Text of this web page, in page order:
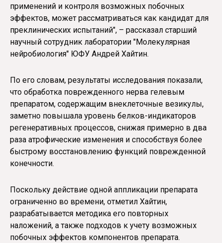
применений и контроля возможных побочных
эффектов, может рассматриваться как кандидат для
преклинических испытаний", – рассказал старший
научный сотрудник лаборатории "Молекулярная
нейробиология" ЮФУ Андрей Хайтин.
По его словам, результаты исследования показали,
что обработка поврежденного нерва гелевым
препаратом, содержащим внеклеточные везикулы,
заметно повышала уровень белков-индикаторов
регенеративных процессов, снижая примерно в два
раза атрофические изменения и способствуя более
быстрому восстановлению функций поврежденной
конечности.
Поскольку действие одной аппликации препарата
ограниченно во времени, отметил Хайтин,
разрабатывается методика его повторных
наложений, а также подходов к учету возможных
побочных эффектов компонентов препарата.